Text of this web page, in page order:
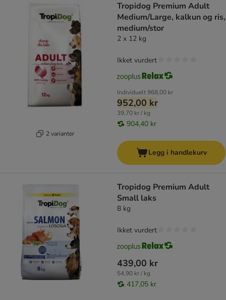
2 varianter
Tropidog Premium Adult
Medium/Large, kalkun og ris,
medium/stor
2 x 12 kg
Individuelt968,00 kr
952,00 kr
39,70 kr / kg
904,40 kr
Ikket vurdert
Legg i handlekurv
Tropidog Premium Adult
Small laks
8 kg
439,00 kr
54,90 kr / kg
417,05 kr
Ikket vurdert